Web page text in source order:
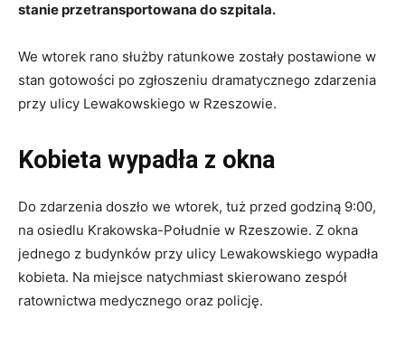
stanie przetransportowana do szpitala.
We wtorek rano służby ratunkowe zostały postawione w
stan gotowości po zgłoszeniu dramatycznego zdarzenia
przy ulicy Lewakowskiego w Rzeszowie.
Kobieta wypadła z okna
Do zdarzenia doszło we wtorek, tuż przed godziną 9:00,
na osiedlu Krakowska-Południe w Rzeszowie. Z okna
jednego z budynków przy ulicy Lewakowskiego wypadła
kobieta. Na miejsce natychmiast skierowano zespół
ratownictwa medycznego oraz policję.